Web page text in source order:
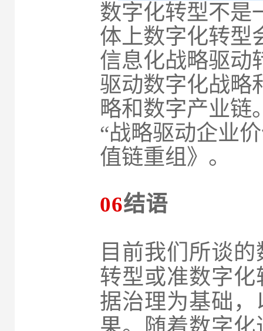
数字化转型不是
体上数字化转型
信息化战略驱动
驱动数字化战略
略和数字产业链
“战略驱动企业
值链重组》。
06结语
目前我们所谈
转型或准数字
据治理为基础